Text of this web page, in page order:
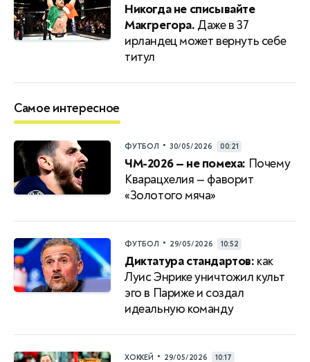
Никогда не списывайте
Макгрегора. Даже в 37
ирландец может вернуть себе
титул
Самое интересное
ФУТБОЛ • 30/05/2026 00:21
ЧМ-2026 — не помеха: Почему
Кварацхелия — фаворит
«Золотого мяча»
ФУТБОЛ • 29/05/2026 10:52
Диктатура стандартов: как
Луис Энрике уничтожил культ
эго в Париже и создал
идеальную команду
ХОККЕЙ • 29/05/2026 10:17